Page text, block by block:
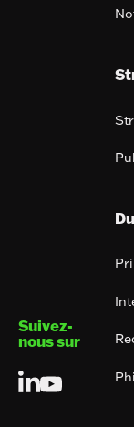
Suivez-
nous sur